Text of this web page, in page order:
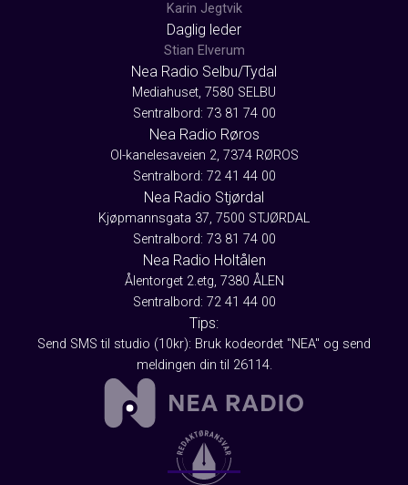
Karin Jegtvik
Daglig leder
Stian Elverum
Nea Radio Selbu/Tydal
Mediahuset, 7580 SELBU
Sentralbord: 73 81 74 00
Nea Radio Røros
Ol-kanelesaveien 2, 7374 RØROS
Sentralbord: 72 41 44 00
Nea Radio Stjørdal
Kjøpmannsgata 37, 7500 STJØRDAL
Sentralbord: 73 81 74 00
Nea Radio Holtålen
Ålentorget 2.etg, 7380 ÅLEN
Sentralbord: 72 41 44 00
Tips:
Send SMS til studio (10kr): Bruk kodeordet "NEA" og send
meldingen din til 26114.